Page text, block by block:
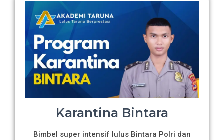
Karantina Bintara
Bimbel super intensif lulus Bintara Polri dan